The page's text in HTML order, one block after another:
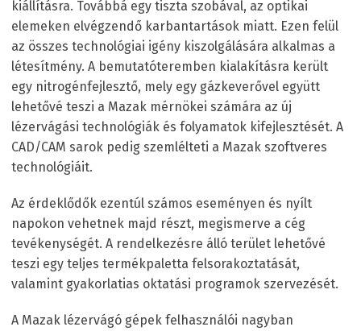
kiállításra. Továbbá egy tiszta szobával, az optikai
elemeken elvégzendő karbantartások miatt. Ezen felül
az összes technológiai igény kiszolgálására alkalmas a
létesítmény. A bemutatóteremben kialakításra került
egy nitrogénfejlesztő, mely egy gázkeverővel együtt
lehetővé teszi a Mazak mérnökei számára az új
lézervágási technológiák és folyamatok kifejlesztését. A
CAD/CAM sarok pedig szemlélteti a Mazak szoftveres
technológiáit.
Az érdeklődők ezentúl számos eseményen és nyílt
napokon vehetnek majd részt, megismerve a cég
tevékenységét. A rendelkezésre álló terület lehetővé
teszi egy teljes termékpaletta felsorakoztatását,
valamint gyakorlatias oktatási programok szervezését.
A Mazak lézervágó gépek felhasználói nagyban